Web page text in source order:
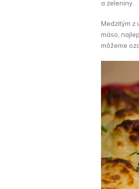
a zeleniny.
Medzitým z
mäso,
môžeme